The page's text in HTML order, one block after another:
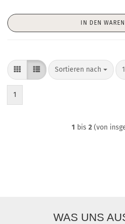
IN DEN
Sortieren nach
Sortieren nach
1
1 bis 2(von
WAS UNS